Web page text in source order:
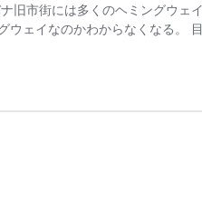
旧市街には多くのヘミングウ
ウェイなのかわからなくなる。